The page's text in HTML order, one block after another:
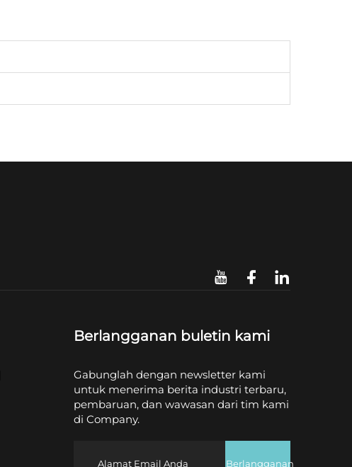
Berlangganan buletin kami
Gabunglah dengan newsletter kami
untuk menerima berita industri terbaru,
pembaruan, dan wawasan dari tim kami
di Company.
Berlangganan